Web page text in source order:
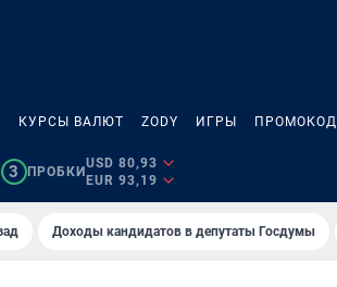
КУРСЫ ВАЛЮТ ZODY ИГРЫ
3 ПРОБКИ
USD 80,93
EUR 93,19
Доходы кандидатов в депутаты Госдумы